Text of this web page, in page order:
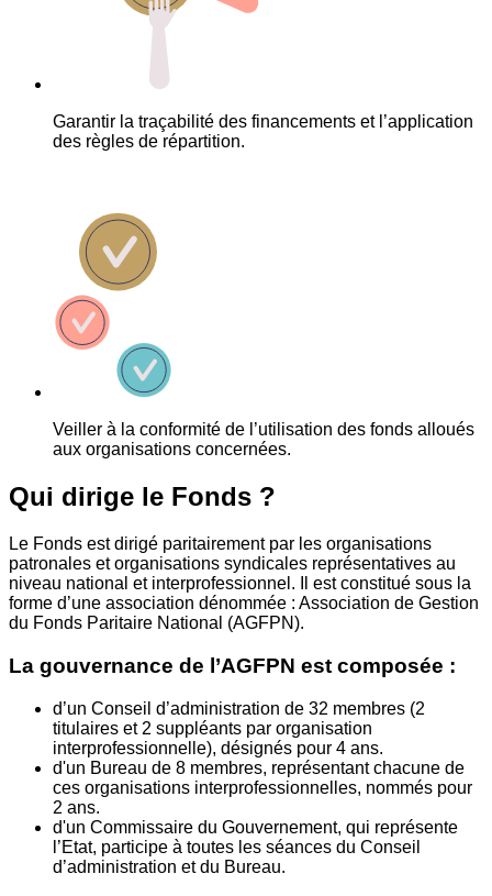
Garantir la traçabilité des financements et l’application
des règles de répartition.
Veiller à la conformité de l’utilisation des fonds alloués
aux organisations concernées.
Qui dirige le Fonds ?
Le Fonds est dirigé paritairement par les organisations
patronales et organisations syndicales représentatives au
niveau national et interprofessionnel. Il est constitué sous la
forme d’une association dénommée : Association de Gestion
du Fonds Paritaire National (AGFPN).
La gouvernance de l’AGFPN est composée :
d’un Conseil d’administration de 32 membres (2
titulaires et 2 suppléants par organisation
interprofessionnelle), désignés pour 4 ans.
d'un Bureau de 8 membres, représentant chacune de
ces organisations interprofessionnelles, nommés pour
2 ans.
d'un Commissaire du Gouvernement, qui représente
l’Etat, participe à toutes les séances du Conseil
d’administration et du Bureau.